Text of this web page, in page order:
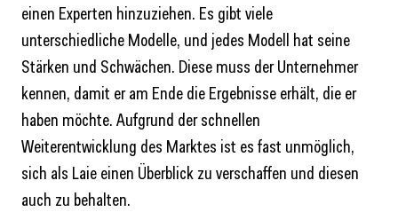
einen Experten hinzuziehen. Es gibt viele
unterschiedliche Modelle, und jedes Modell hat seine
Stärken und Schwächen. Diese muss der Unternehmer
kennen, damit er am Ende die Ergebnisse erhält, die er
haben möchte. Aufgrund der schnellen
Weiterentwicklung des Marktes ist es fast unmöglich,
sich als Laie einen Überblick zu verschaffen und diesen
auch zu behalten.